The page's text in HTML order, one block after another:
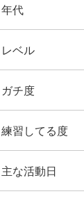
年代
レベル
ガチ度
練習してる度
主な活動日